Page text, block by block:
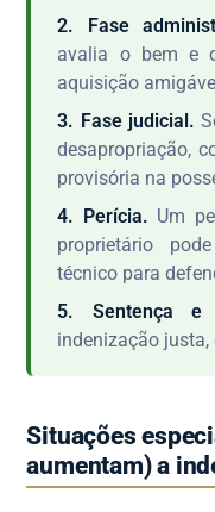
2. Fase
avalia o bem e
aquisição
3. Fase judicial.
desapropriação,
provisória na
4. Perícia. Um
proprietário
técnico para
5. Sentença e
indenização justa,
Situações
aumentam) a